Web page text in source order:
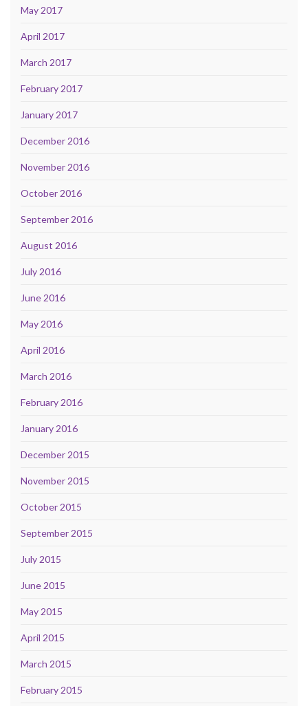
May 2017
April 2017
March 2017
February 2017
January 2017
December 2016
November 2016
October 2016
September 2016
August 2016
July 2016
June 2016
May 2016
April 2016
March 2016
February 2016
January 2016
December 2015
November 2015
October 2015
September 2015
July 2015
June 2015
May 2015
April 2015
March 2015
February 2015